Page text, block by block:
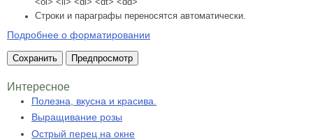
<ol> <li> <dl> <dt> <dd>
Строки и параграфы переносятся автоматически.
Подробнее о форматировании
Интересное
Полезна, вкусна и красива.
Выращивание розы
Острый перец на окне